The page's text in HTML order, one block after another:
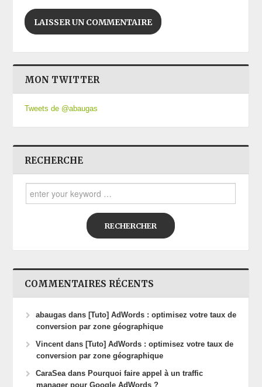
MON TWITTER
Tweets de @abaugas
RECHERCHE
COMMENTAIRES RÉCENTS
abaugas dans [Tuto] AdWords : optimisez votre taux de
conversion par zone géographique
Vincent dans [Tuto] AdWords : optimisez votre taux de
conversion par zone géographique
CaraSea dans Pourquoi faire appel à un traffic
manager pour Google AdWords ?